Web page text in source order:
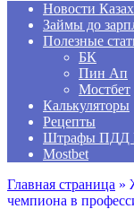
Новости
Займы до
Полезные
БК
Пин Ап
Мостбет
Калькуляторы
Рецепты
Штрафы ПДД
Mostbet
Главная страница »
чемпиона в